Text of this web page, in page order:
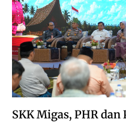
SKK Migas, PHR